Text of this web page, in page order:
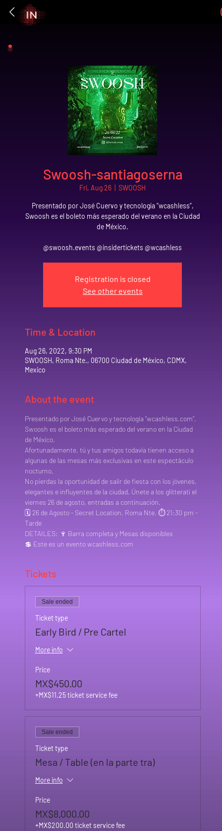
Swoosh-santiagoserna
Fri, Aug 26
  |
SWOOSH
Presentado por José Cuervo y tecnología “wcashless”,
Swoosh es el boleto más esperado del verano en la Ciudad
de México.
@swoosh.events @insidertickets @wcashless
Registration is closed
See other events
Time & Location
Aug 26, 2022, 9:30 PM
SWOOSH, Roma Nte., 06700 Ciudad de México, CDMX,
Mexico
About the event
Presentado por José Cuervo y tecnología “wcashless.com”,
Swoosh es el boleto más esperado del verano en la Ciudad
de México.
Afortunadamente, tú y tus amigos todavía tienen acceso a
algunas de las mesas más exclusivas en este espectáculo
nocturno.
No pierdas la oportunidad de salir de fiesta con los jóvenes,
elegantes e influyentes de la ciudad. Únete a los glitterati el
viernes 26 de agosto, entradas a continuación.
🗓️ 26 de Agosto - Secret Location, Roma Nte. ⏱️ 21:30 pm -
Tarde
DETAILES: 🍷 Barra completa y Mesas disponibles
💲 Este es un evento wcashless.com
Tickets
Sale ended
Ticket type
Early Bird / Pre Cartel
More info
Price
MX$450.00
+MX$11.25 ticket service fee
Sale ended
Ticket type
Mesa / Table (en la parte tra)
More info
Price
MX$8,000.00
+MX$200.00 ticket service fee